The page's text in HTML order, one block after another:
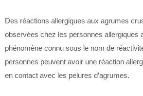
Des réactions allergiques aux agrumes
observées chez les personnes allergiques
phénomène connu sous le nom de
personnes peuvent avoir une réaction
en contact avec les pelures d’agrumes.